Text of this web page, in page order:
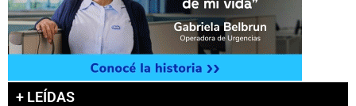
+ LEÍDAS